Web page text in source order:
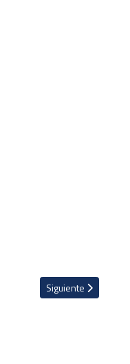
"Fue horrible"
Artículo siguiente:
Siguiente